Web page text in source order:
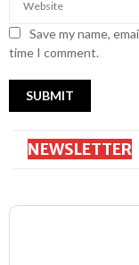
Save my name,
time I comment.
NEWSLETTER